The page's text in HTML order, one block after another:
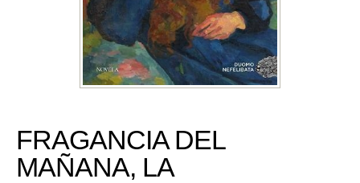
FRAGANCIA DEL
MAÑANA, LA